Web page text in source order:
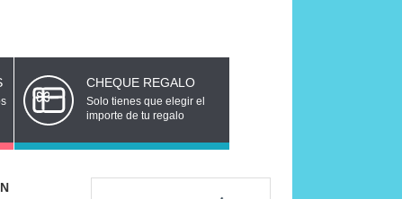
CHEQUE REGALO
Solo tienes que elegir el
importe de tu regalo